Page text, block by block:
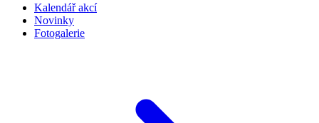
Kalendář akcí
Novinky
Fotogalerie